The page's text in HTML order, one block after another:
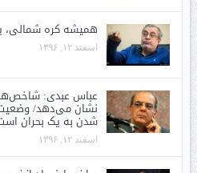
همیشه کره شمالی،
اسفند ۱۲, ۱۳۹۶
عباس عبدی:
نشان می‌دهد/
شدن به یک بحران
اسفند ۱۲, ۱۳۹۶